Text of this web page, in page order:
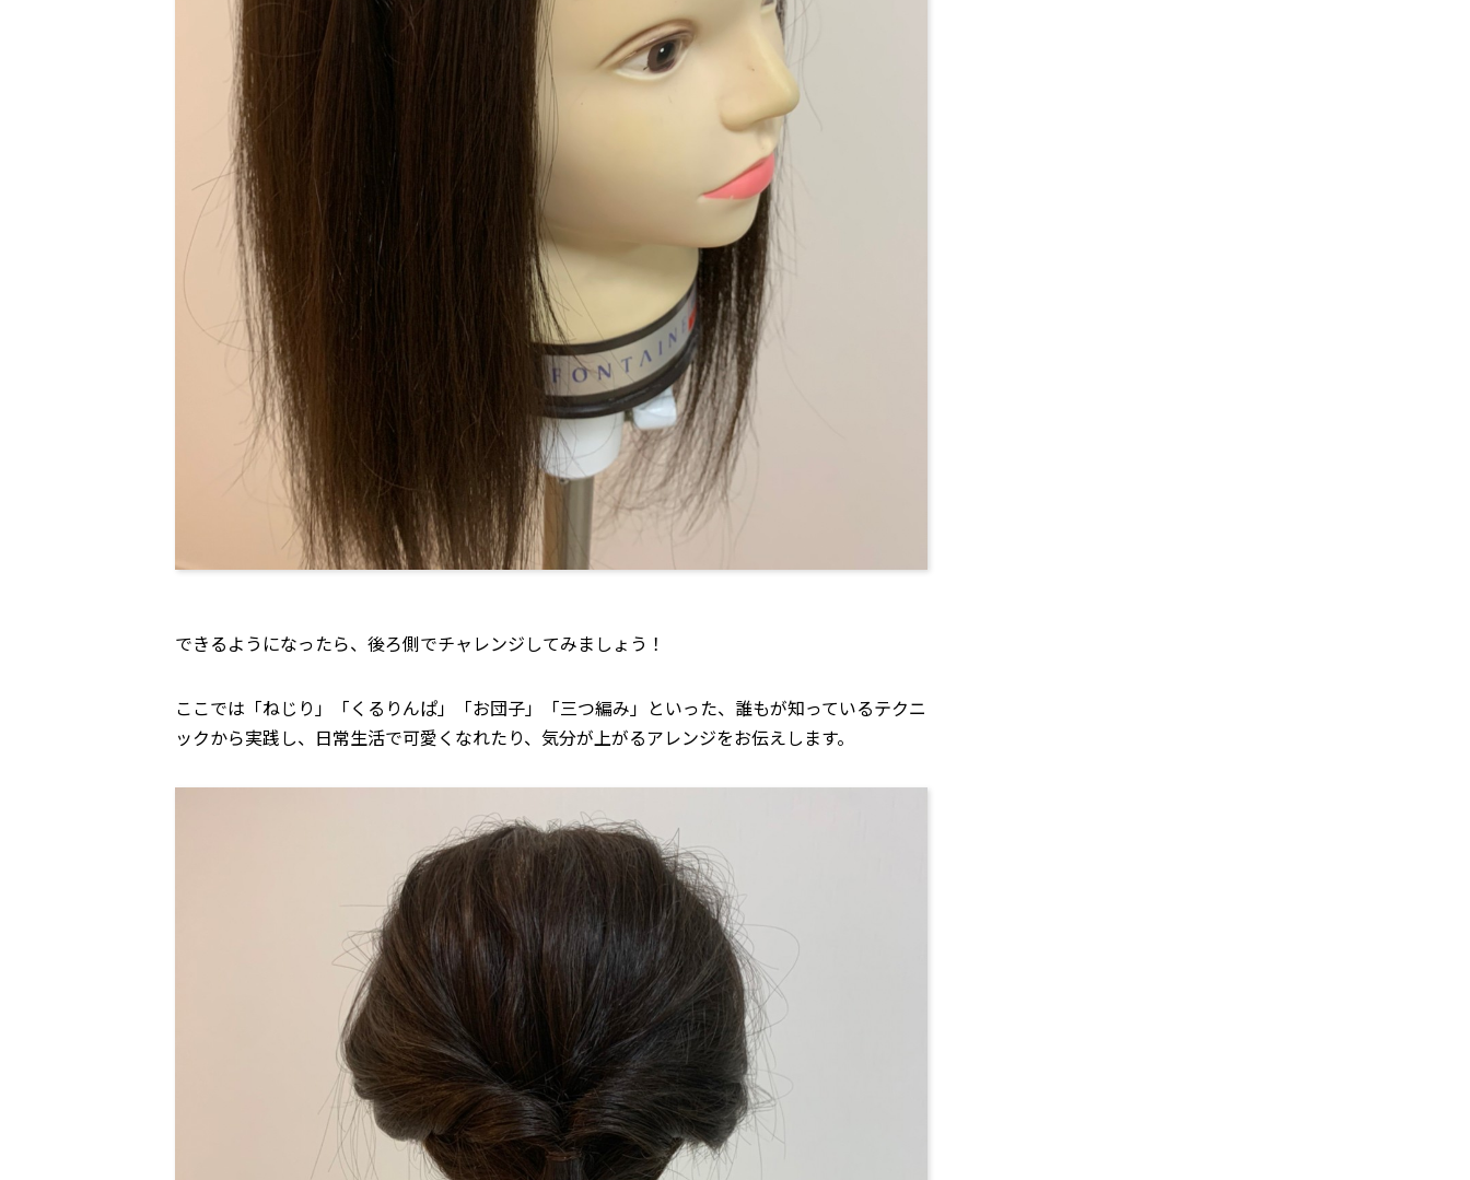
できるようになったら、後ろ側でチャレンジしてみましょう！
ここでは「ねじり」「くるりんぱ」「お団子」「三つ編み」といった、誰もが知っているテクニ
ックから実践し、日常生活で可愛くなれたり、気分が上がるアレンジをお伝えします。